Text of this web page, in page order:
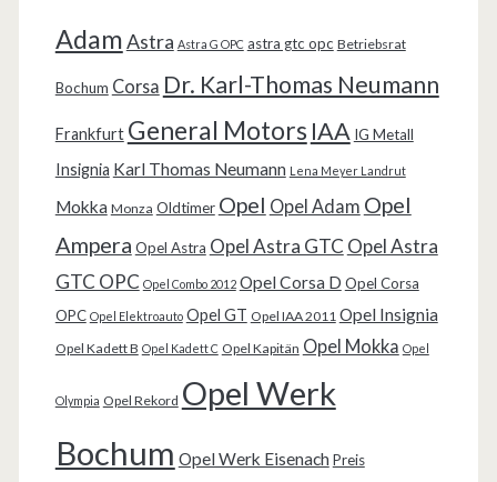
AdamAstra Astra G OPC astra gtc opc Betriebsrat
Bochum Corsa Dr. Karl-Thomas Neumann
Frankfurt General Motors IAA IG Metall
Insignia Karl Thomas Neumann Lena Meyer Landrut
Mokka Monza Oldtimer Opel Opel Adam Opel
Ampera Opel Astra Opel Astra GTC Opel Astra
GTC OPC Opel Combo 2012 Opel Corsa D Opel Corsa
OPC Opel Elektroauto Opel GT Opel IAA 2011 Opel Insignia
Opel Kadett B Opel Kadett C Opel Kapitän Opel Mokka Opel
Olympia Opel Rekord Opel Werk
Bochum Opel Werk Eisenach Preis